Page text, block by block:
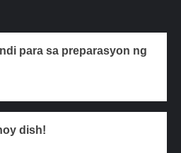
para sa preparasyon ng
dish!